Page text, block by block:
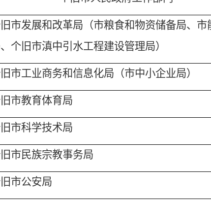
市发展和改革局 （市粮食和物资储备局、 市
、个旧市滇中引水工程建设管理局）
市工业商务和信息化局 （市中小企业局）
市教育体育局
市科学技术局
市民族宗教事务局
市公安局